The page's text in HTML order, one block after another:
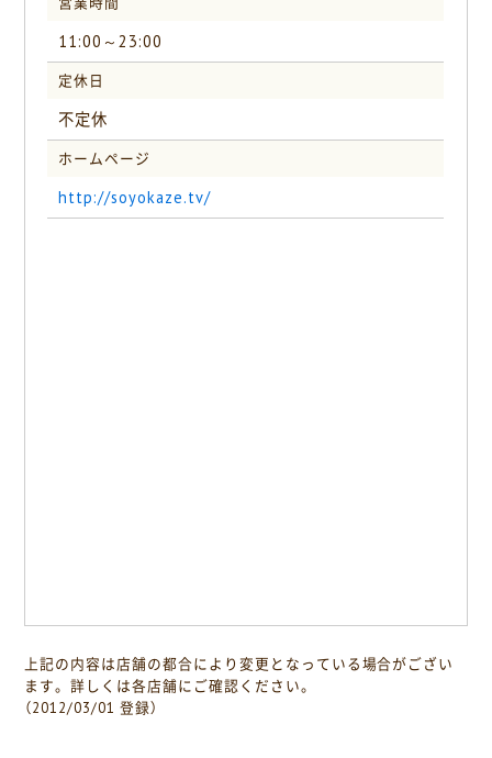
11:00～23:00
定休日
不定休
ホームページ
http://soyokaze.tv/
上記の内容は店舗の都合により変更となっている場合がござい
ます。詳しくは各店舗にご確認ください。
（2012/03/01 登録）